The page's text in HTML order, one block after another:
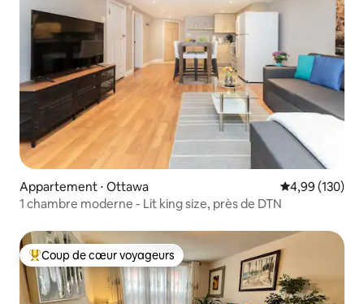
Appartement ⋅ Ottawa Évaluation
4,99 (130)
1 chambre moderne - Lit king size, près de DTN
Coups de cœur voyageurs les plus appréciés
Coup de cœur voyageurs